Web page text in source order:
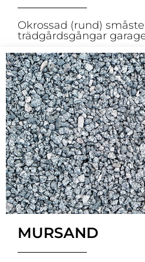
Okrossad (rund)
trädgårdsgångar
MURSAND